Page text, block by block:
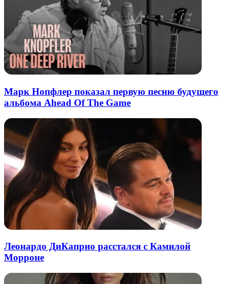
Марк Нопфлер показал первую песню будущего
альбома Ahead Of The Game
Леонардо ДиКаприо расстался с Камилой
Морроне